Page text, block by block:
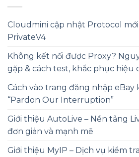
Cloudmini cập nhật Protocol
PrivateV4
Không kết nối được Proxy?
gặp & cách test, khắc phục hiệu
Cách vào trang đăng nhập eBay
“Pardon Our Interruption”
Giới thiệu AutoLive – Nền tảng
đơn giản và mạnh mẽ
Giới thiệu MyIP – Dịch vụ kiểm